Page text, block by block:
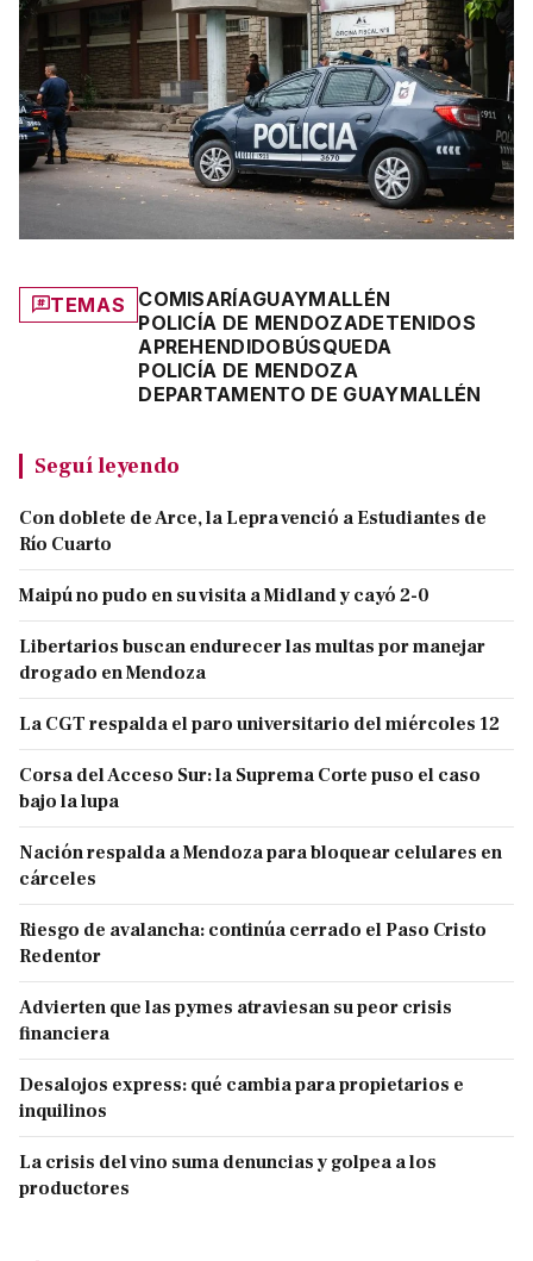
TEMAS COMISARÍAGUAYMALLÉN
POLICÍA DE MENDOZADETENIDOS
APREHENDIDOBÚSQUEDA
POLICÍA DE MENDOZA
DEPARTAMENTO DE GUAYMALLÉN
Seguí leyendo
Con doblete de Arce, la Lepra venció a Estudiantes de
Río Cuarto
Maipú no pudo en su visita a Midland y cayó 2-0
Libertarios buscan endurecer las multas por manejar
drogado en Mendoza
La CGT respalda el paro universitario del miércoles 12
Corsa del Acceso Sur: la Suprema Corte puso el caso
bajo la lupa
Nación respalda a Mendoza para bloquear celulares en
cárceles
Riesgo de avalancha: continúa cerrado el Paso Cristo
Redentor
Advierten que las pymes atraviesan su peor crisis
financiera
Desalojos express: qué cambia para propietarios e
inquilinos
La crisis del vino suma denuncias y golpea a los
productores